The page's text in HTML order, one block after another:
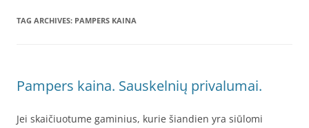
TAG ARCHIVES: PAMPERS KAINA
Pampers kaina. Sauskelnių privalumai.
Jei skaičiuotume gaminius, kurie šiandien yra siūlomi